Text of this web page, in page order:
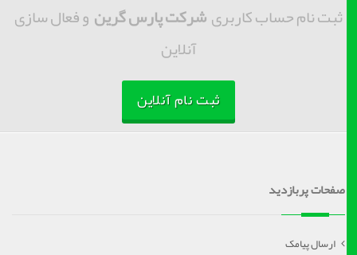
ثبت نام حساب کاربریشرکت پارس گرینو فعال سازی
آنلاین
ثبت نام آنلاین
صفحات پربازدید
ارسال پیامک